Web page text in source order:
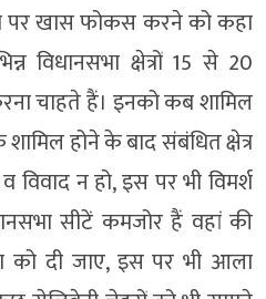
पर खास फोकस करने को कहा
विधानसभा क्षेत्रों 15 से 20
चाहते हैं। इनको कब शामिल
होने के बाद संबंधित क्षेत्र
विवाद न हो, इस पर भी विमर्श
सीटें कमजोर हैं वहां की
को दी जाए, इस पर भी आला